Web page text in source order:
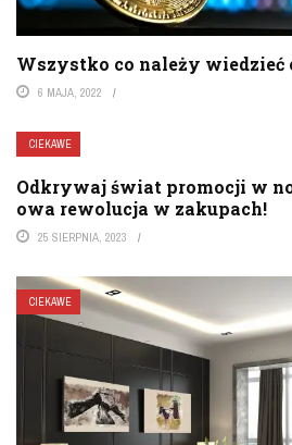
Wszystko co należy wiedzieć
6 MAJA, 2022
CIEKAWE
Odkrywaj świat promocji w
owa rewolucja w zakupach!
25 SIERPNIA, 2023
CIEKAWE